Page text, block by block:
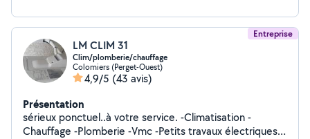
plomberie ou chauffage
Entreprise
LM CLIM 31
Clim/plomberie/chauffage
Colomiers (Perget-Ouest)
4,9/5 (43 avis)
Présentation
sérieux ponctuel..à votre service. -Climatisation -
Chauffage -Plomberie -Vmc -Petits travaux électriques -